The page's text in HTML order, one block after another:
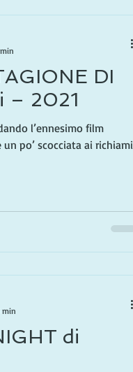
DI
– 2021
l’ennesimo film
po’ scocciata ai richiami
di
min